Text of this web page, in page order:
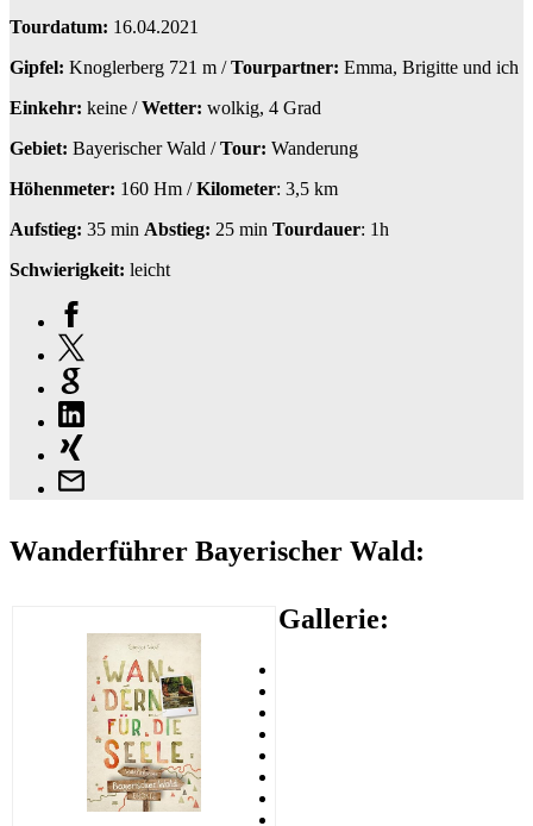
Tourdatum: 16.04.2021
Gipfel: Knoglerberg 721 m /Tourpartner: Emma, Brigitte und ich
Einkehr: keine /Wetter: wolkig, 4 Grad
Gebiet: Bayerischer Wald /Tour: Wanderung
Höhenmeter: 160 Hm /Kilometer: 3,5 km
Aufstieg: 35 min Abstieg: 25 min Tourdauer: 1h
Schwierigkeit: leicht
Wanderführer Bayerischer Wald:
Gallerie: